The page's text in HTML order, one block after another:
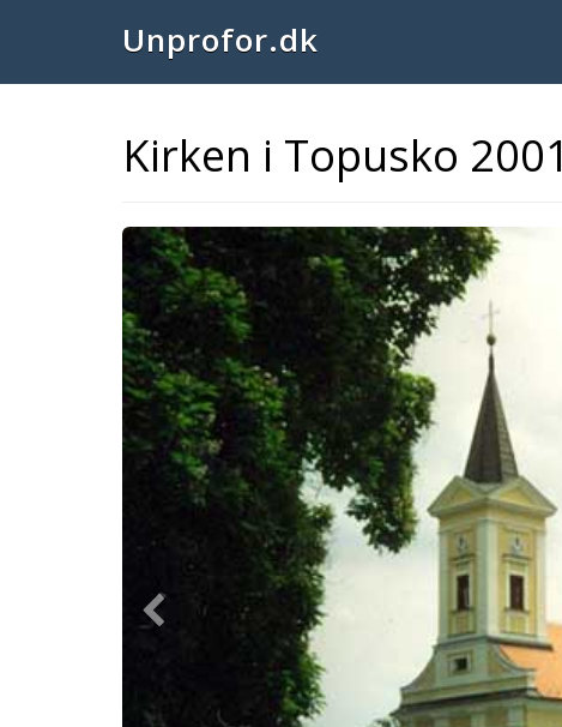
Unprofor.dk
Kirken i Topusko 2001
Previous